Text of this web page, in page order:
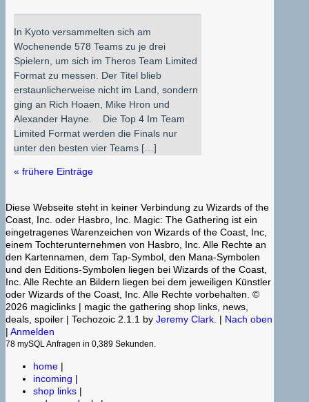
In Kyoto versammelten sich am
Wochenende 578 Teams zu je drei
Spielern, um sich im Theros Team Limited
Format zu messen. Der Titel blieb
erstaunlicherweise nicht im Land, sondern
ging an Rich Hoaen, Mike Hron und
Alexander Hayne. Die Top 4 Im Team
Limited Format werden die Finals nur
unter den besten vier Teams […]
« frühere Einträge
Diese Webseite steht in keiner Verbindung zu Wizards of the
Coast, Inc. oder Hasbro, Inc. Magic: The Gathering ist ein
eingetragenes Warenzeichen von Wizards of the Coast, Inc,
einem Tochterunternehmen von Hasbro, Inc. Alle Rechte an
den Kartennamen, dem Tap-Symbol, den Mana-Symbolen
und den Editions-Symbolen liegen bei Wizards of the Coast,
Inc. Alle Rechte an Bildern liegen bei dem jeweiligen Künstler
oder Wizards of the Coast, Inc. Alle Rechte vorbehalten. ©
2026 magiclinks | magic the gathering shop links, news,
deals, spoiler | Techozoic 2.1.1 by Jeremy Clark. | Nach oben
| Anmelden
78 mySQL Anfragen in 0,389 Sekunden.
home |
incoming |
shop links |